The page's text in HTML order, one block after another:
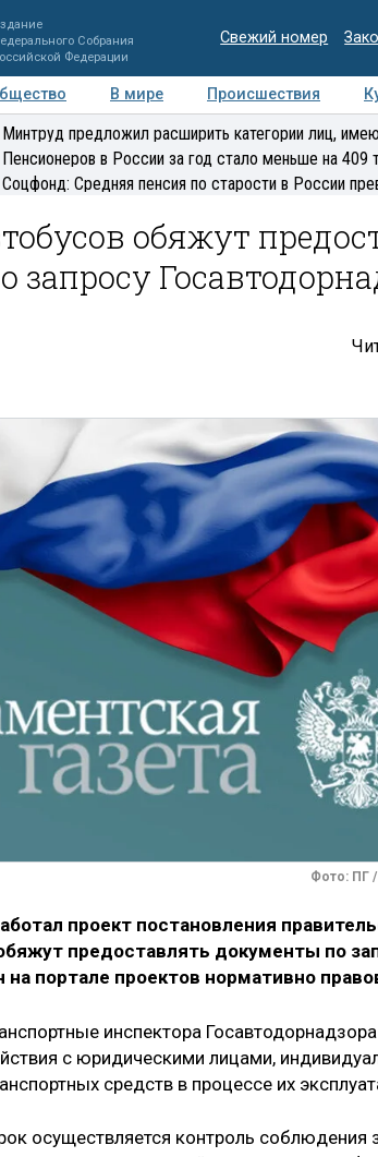
Собрания
Федерации
Свежий номер
В мире Происшествия
Регионы Медиацентр Интервью
Минтруд предложил расширить категории лиц,
Пенсионеров в России за год стало меньше на 409
Соцфонд: Средняя пенсия по старости в России
обяжут
Фото: ПГ
проект постановления
предоставлять документы по
портале проектов нормативно
инспектора
с юридическими лицами,
средств в процессе их
осуществляется контроль соблюдения